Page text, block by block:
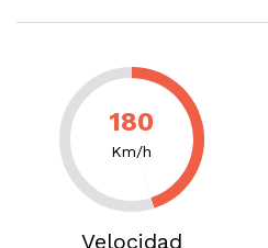
180
Km/h
Velocidad